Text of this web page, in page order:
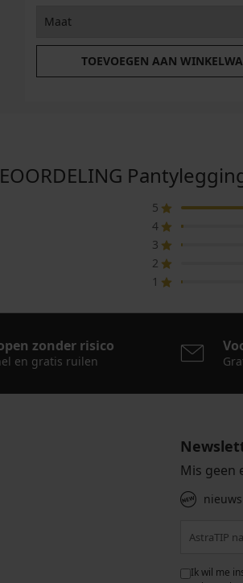
TOEVOEGEN AAN
5
4
3
2
1
zonder risico
en gratis ruilen
Mis geen
nieuws
Ik wil me